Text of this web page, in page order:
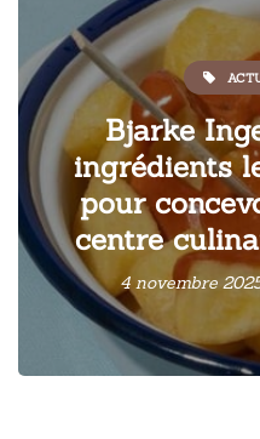
Bjarke
ingrédients
pour
centre
4 novembre